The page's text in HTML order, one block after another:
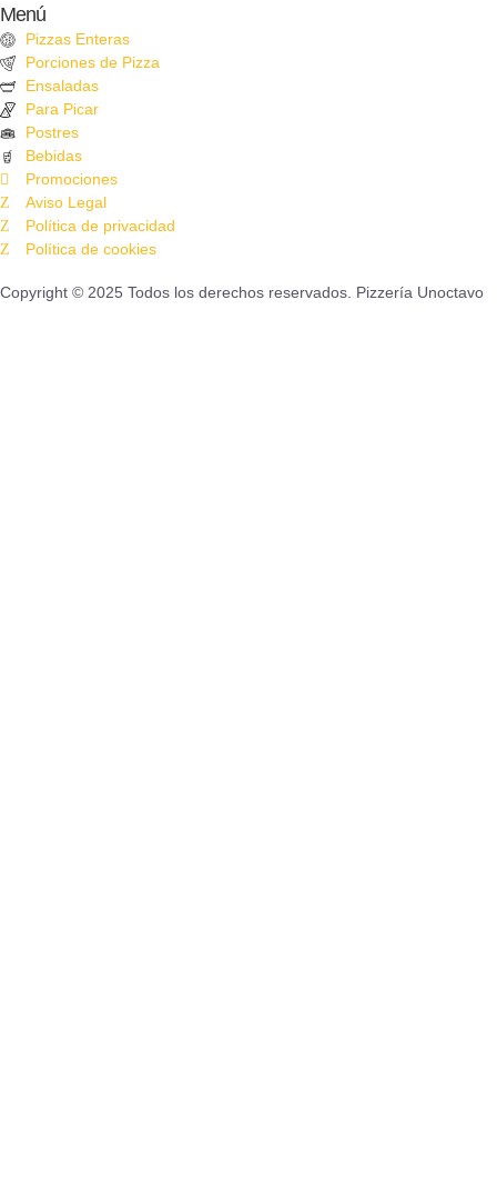
Menú
Pizzas Enteras
Porciones de Pizza
Ensaladas
Para Picar
Postres
Bebidas
Promociones
Aviso Legal
Política de privacidad
Política de cookies
Copyright © 2025 Todos los derechos reservados. Pizzería Unoctavo